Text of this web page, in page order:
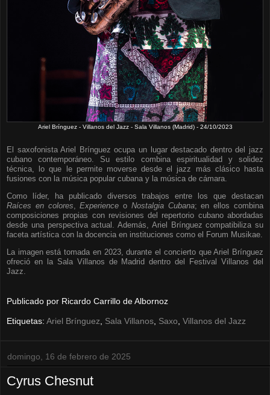
Ariel Brínguez - Villanos del Jazz - Sala Villanos (Madrid) - 24/10/2023
El saxofonista Ariel Brínguez ocupa un lugar destacado dentro del jazz
cubano contemporáneo. Su estilo combina espiritualidad y solidez
técnica, lo que le permite moverse desde el jazz más clásico hasta
fusiones con la música popular cubana y la música de cámara.
Como líder, ha publicado diversos trabajos entre los que destacan
Raíces en colores ,Experience o Nostalgia Cubana; en ellos combina
composiciones propias con revisiones del repertorio cubano abordadas
desde una perspectiva actual. Además, Ariel Brínguez compatibiliza su
faceta artística con la docencia en instituciones como el Forum Musikae.
La imagen está tomada en 2023, durante el concierto que Ariel Brínguez
ofreció en la Sala Villanos de Madrid dentro del Festival Villanos del
Jazz.
Publicado por Ricardo Carrillo de Albornoz
Etiquetas: Ariel Brínguez Sala Villanos Saxo Villanos del Jazz
domingo, 16 de febrero de 2025
Cyrus Chesnut